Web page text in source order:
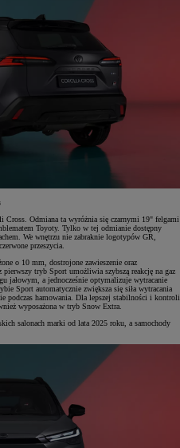
Odmiana ta wyróżnia się czarnymi 19" felgami
Toyoty. Tylko w tej odmianie dostępny
We wnętrzu nie zabraknie logotypów GR,
przeszycia.
o 10 mm, dostrojone zawieszenie oraz
tryb Sport umożliwia szybszą reakcję na gaz
jałowym, a jednocześnie optymalizuje wytracanie
Sport automatycznie zwiększa się siła wytracania
podczas hamowania. Dla lepszej stabilności i kontroli
wyposażona w tryb Snow Extra.
salonach marki od lata 2025 roku, a samochody